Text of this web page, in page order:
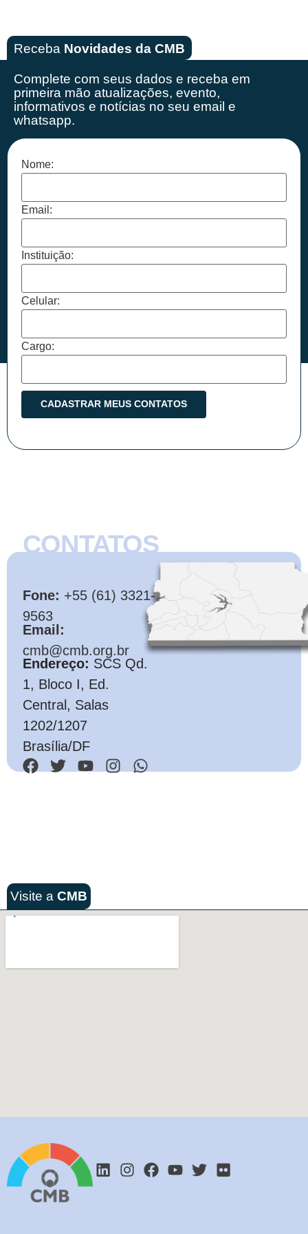
Receba Novidades da CMB
Complete com seus dados e receba em
primeira mão atualizações, evento,
informativos e notícias no seu email e
whatsapp.
Nome:
Email:
Instituição:
Celular:
Cargo:
CONTATOS
Fone: +55 (61) 3321-
9563
Email:
cmb@cmb.org.br
Endereço: SCS Qd.
1, Bloco I, Ed.
Central, Salas
1202/1207
Brasília/DF
Visite a CMB